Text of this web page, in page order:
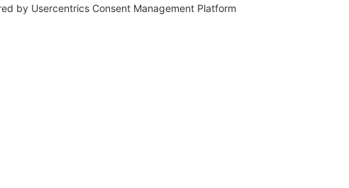
by Usercentrics Consent Management Platform